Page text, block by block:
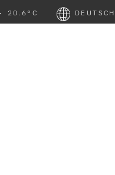
20.6°C DEUTSCH